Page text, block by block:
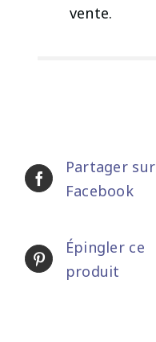
vente.
Partager sur
Facebook
Épingler ce
produit